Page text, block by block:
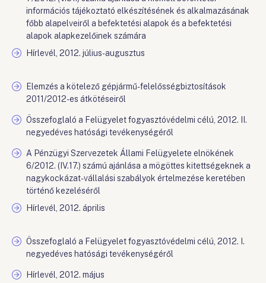
információs tájékoztató elkészítésének és alkalmazásának
főbb alapelveiről a befektetési alapok és a befektetési
alapok alapkezelőinek számára
Hírlevél, 2012. július-augusztus
Elemzés a kötelező gépjármű-felelősségbiztosítások
2011/2012-es átkötéseiről
Összefoglaló a Felügyelet fogyasztóvédelmi célú, 2012. II.
negyedéves hatósági tevékenységéről
A Pénzügyi Szervezetek Állami Felügyelete elnökének
6/2012. (IV.17.) számú ajánlása a mögöttes kitettségeknek a
nagykockázat-vállalási szabályok értelmezése keretében
történő kezeléséről
Hírlevél, 2012. április
Összefoglaló a Felügyelet fogyasztóvédelmi célú, 2012. I.
negyedéves hatósági tevékenységéről
Hírlevél, 2012. május